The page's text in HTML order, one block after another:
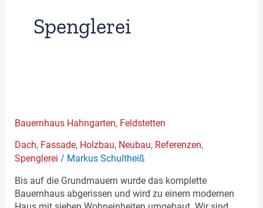
Spenglerei
Bauernhaus Hahngarten, Feldstetten
Dach, Fassade, Holzbau, Neubau, Referenzen,
Spenglerei / Markus Schultheiß
Bis auf die Grundmauern wurde das komplette
Bauernhaus abgerissen und wird zu einem modernen